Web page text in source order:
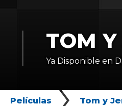
HBO Max
TOM Y
Ya Disponible en
Películas Tom y